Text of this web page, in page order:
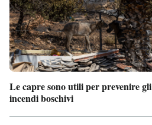
Le capre sono utili per prevenire gli
incendi boschivi